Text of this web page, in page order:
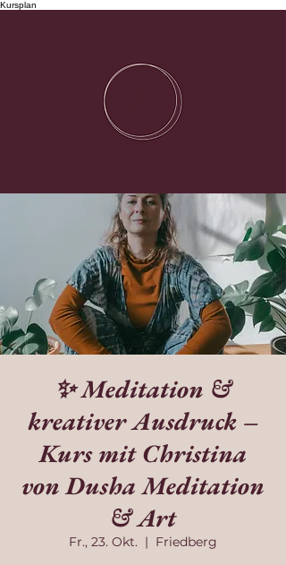
Kursplan
✨ Meditation &
kreativer Ausdruck –
Kurs mit Christina
von Dusha Meditation
& Art
Fr., 23. Okt.
  |
Friedberg